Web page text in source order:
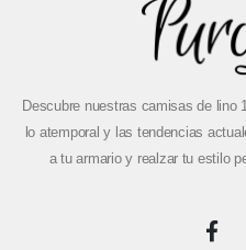
Descubre nuestras camisas de lino
lo atemporal y las tendencias
a tu armario y realzar tu estilo